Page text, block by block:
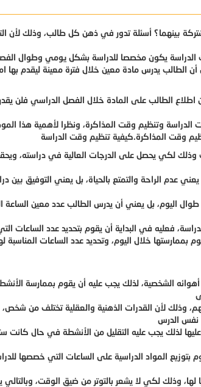
بينهما؟ أسئلة تدور في ذهن كل طالب، وذلك لأن
الدراسة يكون مخصصا للدراسة بشكل يومي وطوال
الطالب على المادة خلال الفصل الدراسي فلن
وتنظيم وقت المذاكرة، ونظرا لأهمية هذا
وقت المذاكرة.كيفية تنظيم وقت الدراسة
لكي يحصل على الدرجات العالية في دراسته،
عدم الراحة والتمتع بالحياة، بل يعني التوفيق بين
اليوم، بل يعني أن يدرس الطالب عدد معين
فعليه في البداية أن يقوم بتحديد عدد الساعات
خلال اليوم، وتحديد عدد الساعات المناسبة
الشخصية، لذلك يجب عليه أن يقوم بممارسة
وذلك لأن القدرات الذهنية والعقلية تختلف من
لذلك يجب عليه التقليل من الأنشطة في حال كانت
المواد الدراسية على الساعات التي خصصها
وذلك لكي لا يشعر بالتوتر من ضيق الوقت، وبالتالي